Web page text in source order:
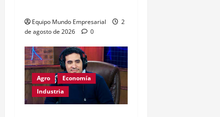
Equipo Mundo Empresarial
2
de agosto de 2026
0
Agro
Economía
Industria